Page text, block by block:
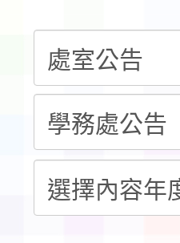
告(不再
賽實施
本市「
程安排一
「桃園
展演活
請一案